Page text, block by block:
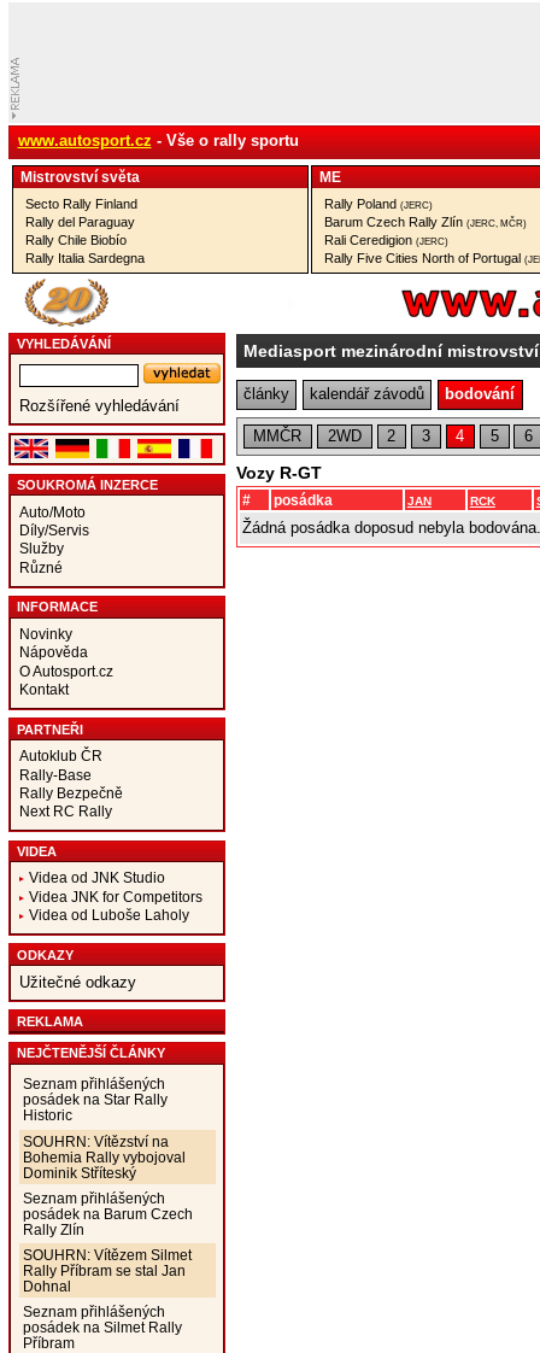
www.autosport.cz - Vše o rally sportu
Mistrovství­ světa
Secto Rally Finland
Rally del Paraguay
Rally Chile Biobío
Rally Italia Sardegna
ME
Rally Poland (JERC)
Barum Czech Rally Zlín (JERC, MČR)
Rali Ceredigion (JERC)
Rally Five Cities North of Portugal
VYHLEDÁVÁNÍ
Rozšířené vyhledávání
SOUKROMÁ INZERCE
Auto/Moto
Díly/Servis
Služby
Různé
INFORMACE
Novinky
Nápověda
O Autosport.cz
Kontakt
PARTNEŘI
Autoklub ČR
Rally-Base
Rally Bezpečně
Next RC Rally
VIDEA
Videa od JNK Studio
Videa JNK for Competitors
Videa od Luboše Laholy
ODKAZY
Užitečné odkazy
REKLAMA
NEJČTENĚJŠÍ ČLÁNKY
Seznam přihlášených
posádek na Star Rally
Historic
SOUHRN: Vítězství na
Bohemia Rally vybojoval
Dominik Stříteský
Seznam přihlášených
posádek na Barum Czech
Rally Zlín
SOUHRN: Vítězem Silmet
Rally Příbram se stal Jan
Dohnal
Seznam přihlášených
posádek na Silmet Rally
Příbram
Mediasport mezinárodní mistrovství
články kalendář závodů bodování
MMČR 2WD 2 3 4 5 6
Vozy R-GT
# posádka JAN RCK
Žádná posádka doposud nebyla